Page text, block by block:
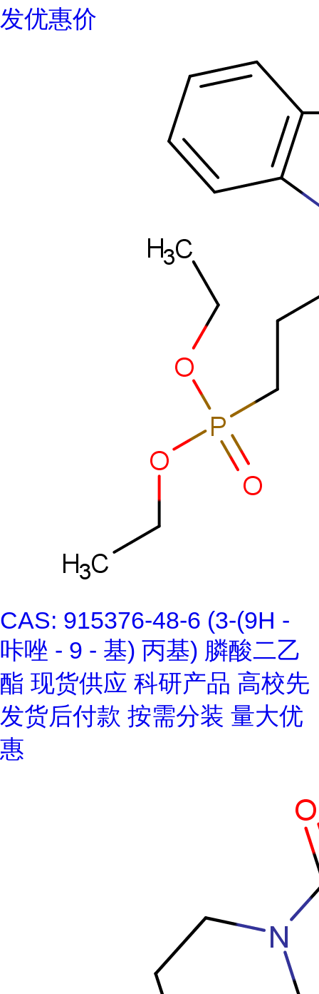
发优惠价
CAS: 915376-48-6 (3-(9H -
咔唑 - 9 - 基) 丙基) 膦酸二乙
酯 现货供应 科研产品 高校先
发货后付款 按需分装 量大优
惠